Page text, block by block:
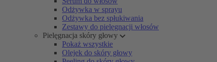
Odżywka w sprayu
Odżywka bez spłukiwania
Zestawy do pielęgnacji włosów
Pielęgnacja skóry głowy
Pokaż wszystkie
Olejek do skóry głowy